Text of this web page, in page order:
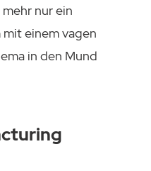
nur ein
einem vagen
in den Mund